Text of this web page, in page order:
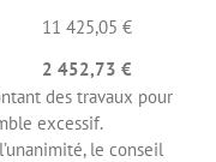
11 425,05 €
2 452,73 €
des travaux pour
excessif.
le conseil